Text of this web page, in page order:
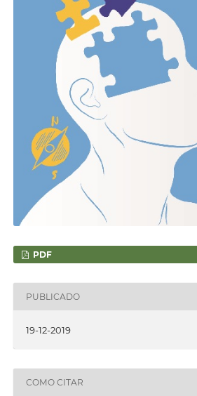
PDF
PUBLICADO
19-12-2019
COMO CITAR